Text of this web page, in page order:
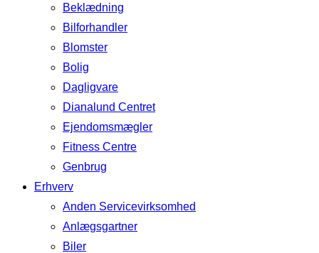
Beklædning
Bilforhandler
Blomster
Bolig
Dagligvare
Dianalund Centret
Ejendomsmægler
Fitness Centre
Genbrug
Erhverv
Anden Servicevirksomhed
Anlægsgartner
Biler